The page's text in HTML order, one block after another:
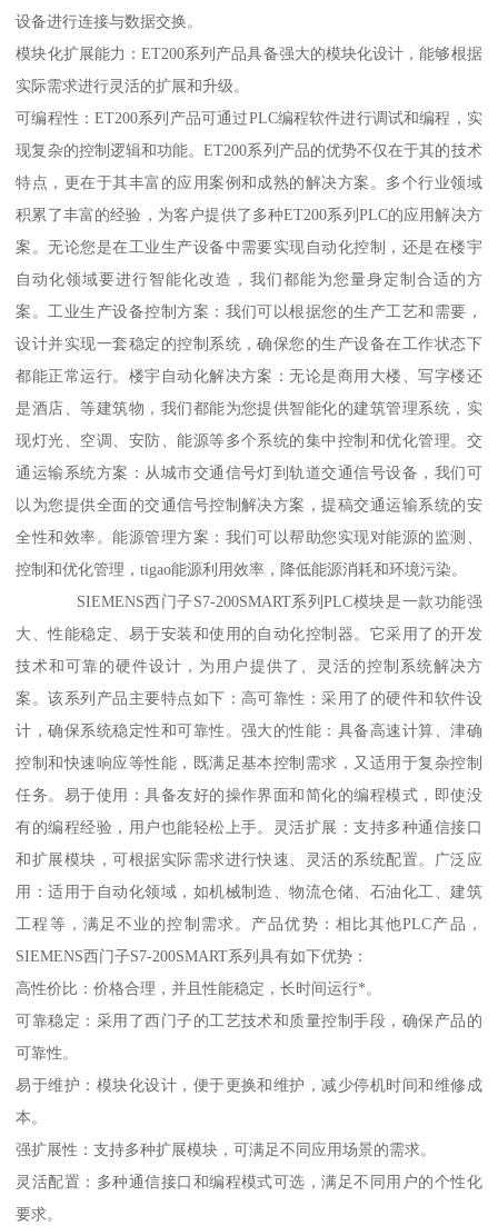
设备进行连接与数据交换。
模块化扩展能力：ET200系列产品具备强大的模块化设计，能够根据
实际需求进行灵活的扩展和升级。
可编程性：ET200系列产品可通过PLC编程软件进行调试和编程，实
现复杂的控制逻辑和功能。ET200系列产品的优势不仅在于其的技术
特点，更在于其丰富的应用案例和成熟的解决方案。多个行业领域
积累了丰富的经验，为客户提供了多种ET200系列PLC的应用解决方
案。无论您是在工业生产设备中需要实现自动化控制，还是在楼宇
自动化领域要进行智能化改造，我们都能为您量身定制合适的方
案。工业生产设备控制方案：我们可以根据您的生产工艺和需要，
设计并实现一套稳定的控制系统，确保您的生产设备在工作状态下
都能正常运行。楼宇自动化解决方案：无论是商用大楼、写字楼还
是酒店、等建筑物，我们都能为您提供智能化的建筑管理系统，实
现灯光、空调、安防、能源等多个系统的集中控制和优化管理。交
通运输系统方案：从城市交通信号灯到轨道交通信号设备，我们可
以为您提供全面的交通信号控制解决方案，提稿交通运输系统的安
全性和效率。能源管理方案：我们可以帮助您实现对能源的监测、
控制和优化管理，tigao能源利用效率，降低能源消耗和环境污染。
SIEMENS西门子S7-200SMART系列PLC模块是一款功能强
大、性能稳定、易于安装和使用的自动化控制器。它采用了的开发
技术和可靠的硬件设计，为用户提供了、灵活的控制系统解决方
案。该系列产品主要特点如下：高可靠性：采用了的硬件和软件设
计，确保系统稳定性和可靠性。强大的性能：具备高速计算、津确
控制和快速响应等性能，既满足基本控制需求，又适用于复杂控制
任务。易于使用：具备友好的操作界面和简化的编程模式，即使没
有的编程经验，用户也能轻松上手。灵活扩展：支持多种通信接口
和扩展模块，可根据实际需求进行快速、灵活的系统配置。广泛应
用：适用于自动化领域，如机械制造、物流仓储、石油化工、建筑
工程等，满足不业的控制需求。产品优势：相比其他PLC产品，
SIEMENS西门子S7-200SMART系列具有如下优势：
高性价比：价格合理，并且性能稳定，长时间运行*。
可靠稳定：采用了西门子的工艺技术和质量控制手段，确保产品的
可靠性。
易于维护：模块化设计，便于更换和维护，减少停机时间和维修成
本。
强扩展性：支持多种扩展模块，可满足不同应用场景的需求。
灵活配置：多种通信接口和编程模式可选，满足不同用户的个性化
要求。